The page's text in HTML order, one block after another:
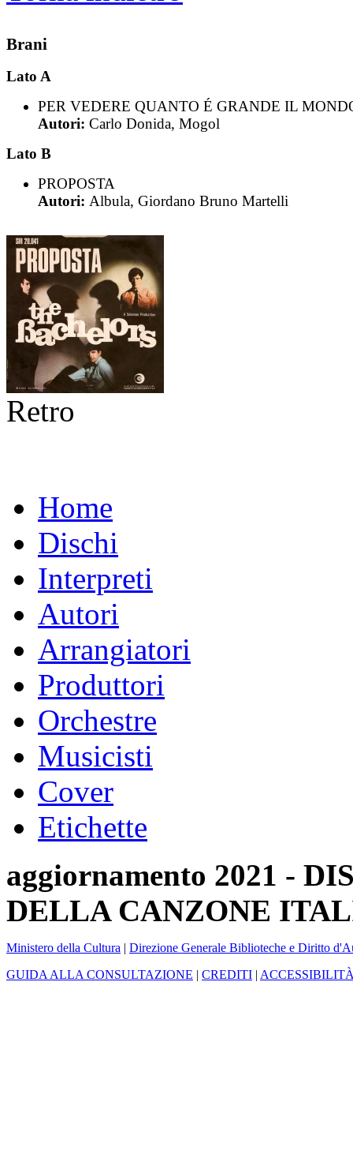
Brani
Lato A
PER VEDERE QUANTO É GRANDE IL
Autori: Carlo Donida, Mogol
Lato B
PROPOSTA
Autori: Albula, Giordano Bruno Martelli
Retro
Home
Dischi
Interpreti
Autori
Arrangiatori
Produttori
Orchestre
Musicisti
Cover
Etichette
aggiornamento 2021 -
DELLA CANZONE
Ministero della Cultura | Direzione Generale Biblioteche e Diritto
GUIDA ALLA CONSULTAZIONE | CREDITI |